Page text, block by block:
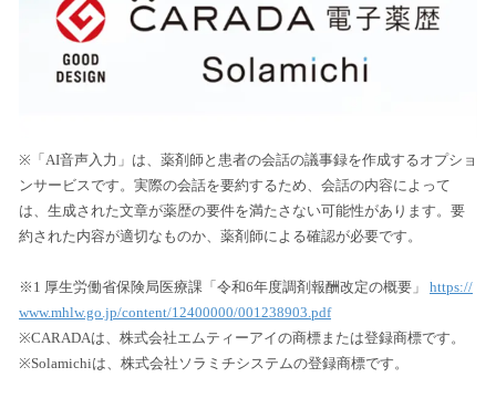
※「AI音声入力」は、薬剤師と患者の会話の議事録を作成するオプショ
ンサービスです。実際の会話を要約するため、会話の内容によって
は、生成された文章が薬歴の要件を満たさない可能性があります。要
約された内容が適切なものか、薬剤師による確認が必要です。
※1 厚生労働省保険局医療課「令和6年度調剤報酬改定の概要」 https://
www.mhlw.go.jp/content/12400000/001238903.pdf
※CARADAは、株式会社エムティーアイの商標または登録商標です。
※Solamichiは、株式会社ソラミチシステムの登録商標です。